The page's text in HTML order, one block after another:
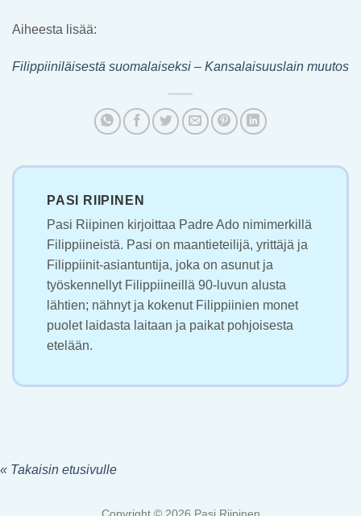
Aiheesta lisää:
Filippiiniläisestä suomalaiseksi – Kansalaisuuslain muutos
PASI RIIPINEN
Pasi Riipinen kirjoittaa Padre Ado nimimerkillä
Filippiineistä. Pasi on maantieteilijä, yrittäjä ja
Filippiinit-asiantuntija, joka on asunut ja
työskennellyt Filippiineillä 90-luvun alusta
lähtien; nähnyt ja kokenut Filippiinien monet
puolet laidasta laitaan ja paikat pohjoisesta
etelään.
« Takaisin etusivulle